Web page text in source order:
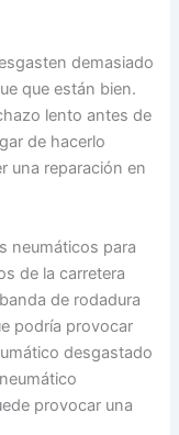
demasiado
que están bien.
lento antes de
de hacerlo
una reparación en
neumáticos para
de la carretera
de rodadura
podría provocar
desgastado
provocar una